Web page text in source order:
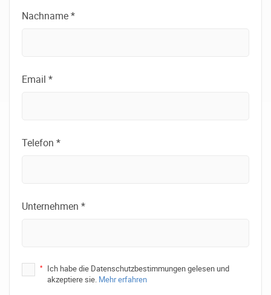
Nachname *
Email *
Telefon *
Unternehmen *
*
Ich habe die Datenschutzbestimmungen gelesen und
akzeptiere sie. Mehr erfahren